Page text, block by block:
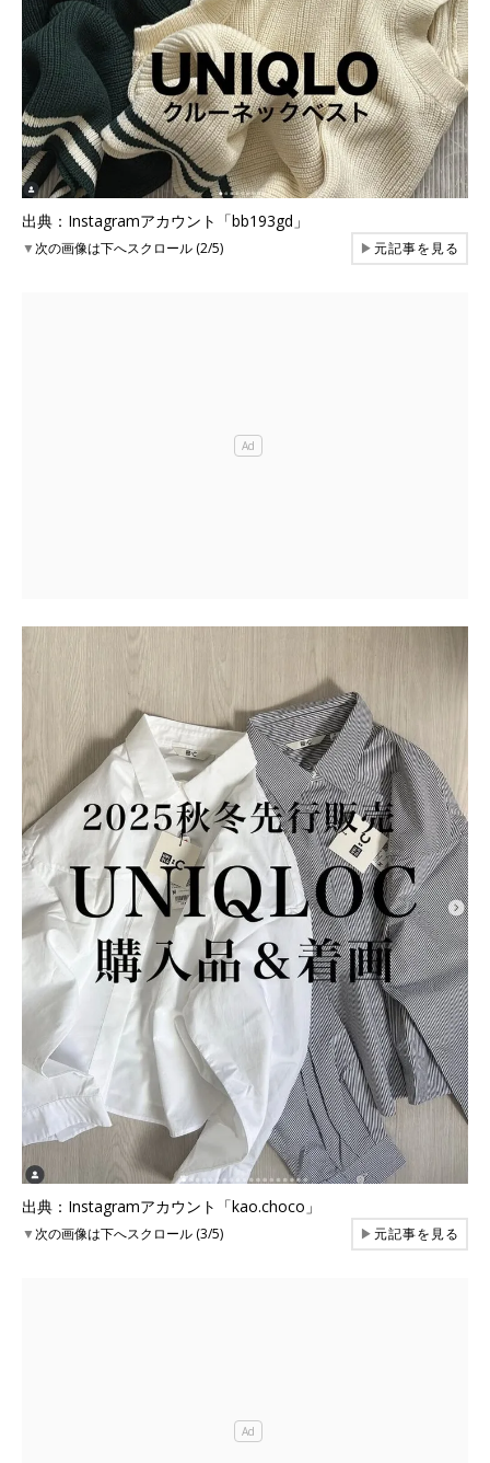
出典：Instagramアカウント「bb193gd」
▼次の画像は下へスクロール (2/5) ▶元記事を見る
出典：Instagramアカウント「kao.choco」
▼次の画像は下へスクロール (3/5) ▶元記事を見る